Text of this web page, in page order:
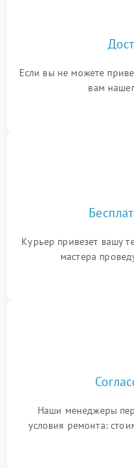
Если вы не можете
вам
Курьер привезет вашу
мастера
Наши менеджеры
условия ремонта: